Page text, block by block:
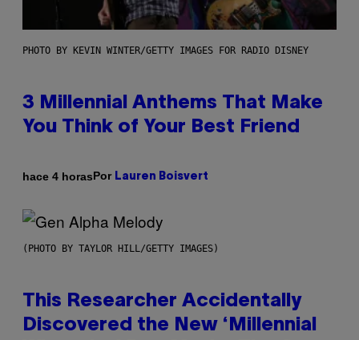
PHOTO BY KEVIN WINTER/GETTY IMAGES FOR RADIO DISNEY
3 Millennial Anthems That Make
You Think of Your Best Friend
hace 4 horasPor Lauren Boisvert
(PHOTO BY TAYLOR HILL/GETTY IMAGES)
This Researcher Accidentally
Discovered the New ‘Millennial